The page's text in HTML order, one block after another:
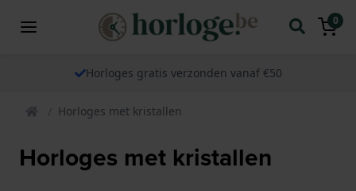
0
Horloges gratis verzonden vanaf €50
Horloges met kristallen
Horloges met kristallen